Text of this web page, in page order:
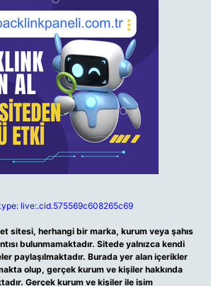
live:.cid.575569c608265c69
sitesi, herhangi bir marka, kurum veya şahıs
bulunmamaktadır. Sitede yalnızca kendi
paylaşılmaktadır. Burada yer alan içerikler
olup, gerçek kurum ve kişiler hakkında
Gerçek kurum ve kişiler ile isim